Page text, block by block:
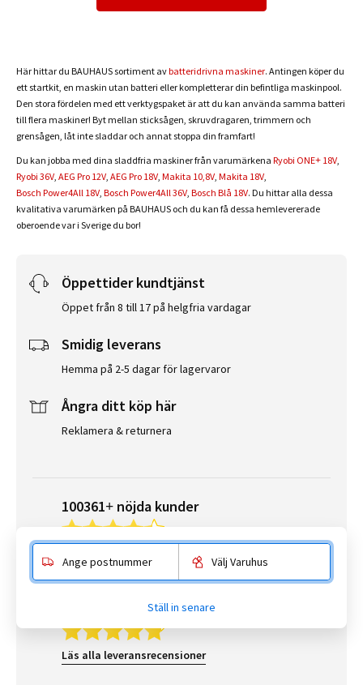
Här hittar du BAUHAUS sortiment avbatteridrivna maskiner. Antingen köper du
ett startkit, en maskin utan batteri eller kompletterar din befintliga maskinpool.
Den stora fördelen med ett verktygspaket är att du kan använda samma batteri
till flera maskiner! Byt mellan sticksågen, skruvdragaren, trimmern och
grensågen, låt inte sladdar och annat stoppa din framfart!
Du kan jobba med dina sladdfria maskiner från varumärkena Ryobi ONE+ 18V,
Ryobi 36V, AEG Pro 12V, AEG Pro 18V, Makita 10,8V, Makita 18V,
Bosch Power4All 18V, Bosch Power4All 36V, Bosch Blå 18V. Du hittar alla dessa
kvalitativa varumärken på BAUHAUS och du kan få dessa hemlevererade
oberoende var i Sverige du bor!
Öppettider kundtjänst
Öppet från 8 till 17 på helgfria vardagar
Smidig leverans
Hemma på 2-5 dagar för lagervaror
Ångra ditt köp här
Reklamera & returnera
100361+ nöjda kunder
187792+ lyckade leveranser
Läs alla leveransrecensioner
Ange postnummer Välj Varuhus
Ställ in senare